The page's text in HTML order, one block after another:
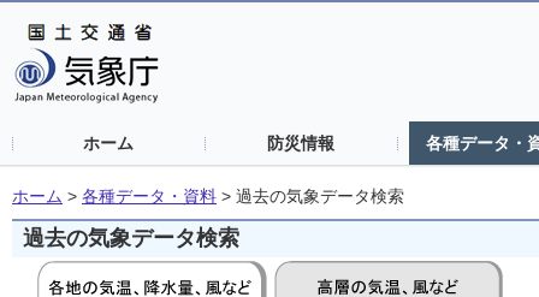
ホーム 防災情報 各種データ・
ホーム > 各種データ・資料 > 過去の気象データ検索
過去の気象データ検索